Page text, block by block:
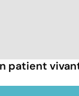
patient